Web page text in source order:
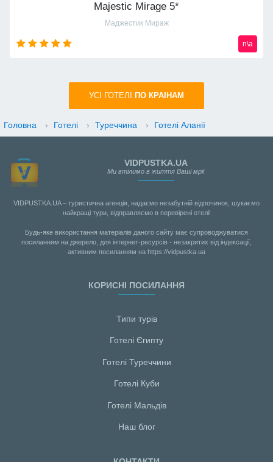
Majestic Mirage 5*
Маджестик Мираж
n\a
УСI ГОТЕЛІ ПО КРАIНАМ
Головна › Готелі › Туреччина › Готелі Аланії
VIDPUSTKA.UA
Ми втілимо в життя Ваші мрії
VIDPUSTKA.UA – туристична агенція, надаємо незабутній відпочинок, шукаємо
найкращі тури, відправляємо в перевірені отелі!
Будь-яке використання матеріалів даного сайту має супроводжуватися
посиланням на джерело, для інтернет-ресурсів - незакритих від індексації,
активним посиланням на https://vidpustka.ua
КОРИСНІ ПОСИЛАННЯ
Типи турів
Готелі Єгипту
Готелі Туреччини
Готелі Куби
Готелі Мальдiв
Наш блог